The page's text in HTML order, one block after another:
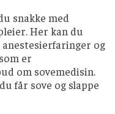
snakke med
Her kan du
og
er
om sovemedisin.
får sove og slappe